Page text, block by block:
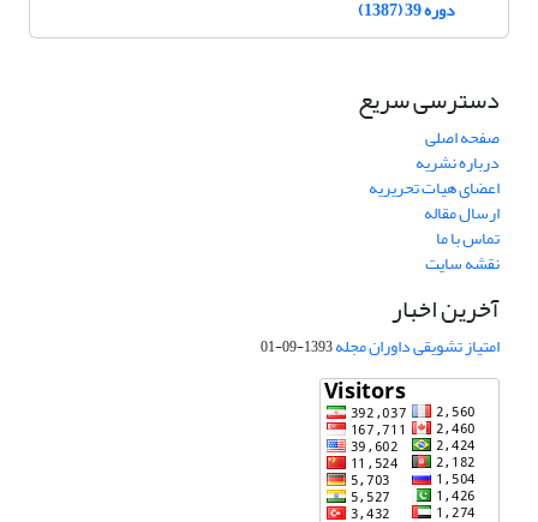
دوره 39 (1387)
دسترسی سریع
صفحه اصلی
درباره نشریه
اعضای هیات تحریریه
ارسال مقاله
تماس با ما
نقشه سایت
آخرین اخبار
امتیاز تشویقی داوران مجله1393-09-01